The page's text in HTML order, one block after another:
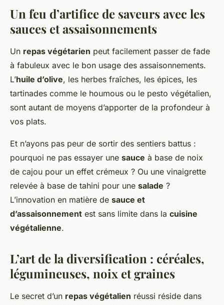
Un feu d’artifice de saveurs avec les
sauces et assaisonnements
Un repas végétarien peut facilement passer de fade
à fabuleux avec le bon usage des assaisonnements.
L’huile d’olive, les herbes fraîches, les épices, les
tartinades comme le houmous ou le pesto végétalien,
sont autant de moyens d’apporter de la profondeur à
vos plats.
Et n’ayons pas peur de sortir des sentiers battus :
pourquoi ne pas essayer une sauce à base de noix
de cajou pour un effet crémeux ? Ou une vinaigrette
relevée à base de tahini pour une salade ?
L’innovation en matière de sauce et
d’assaisonnement est sans limite dans la cuisine
végétalienne.
L’art de la diversification : céréales,
légumineuses, noix et graines
Le secret d’un repas végétalien réussi réside dans